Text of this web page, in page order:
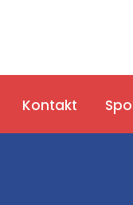
Kontakt